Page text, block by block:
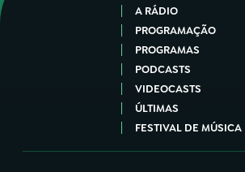
A RÁDIO
PROGRAMAÇÃO
PROGRAMAS
PODCASTS
VIDEOCASTS
ÚLTIMAS
FESTIVAL DE MÚSICA